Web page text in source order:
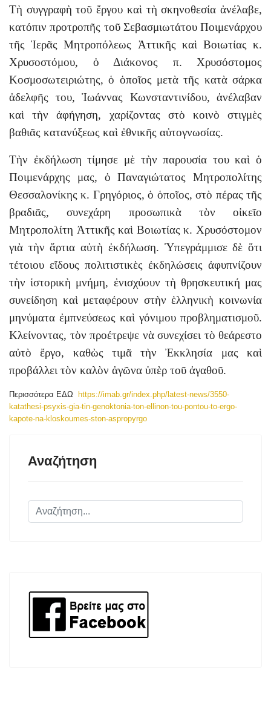
Τὴ συγγραφὴ τοῦ ἔργου καὶ τὴ σκηνοθεσία ἀνέλαβε,
κατόπιν προτροπῆς τοῦ Σεβασμιωτάτου Ποιμενάρχου
τῆς Ἱερᾶς Μητροπόλεως Ἀττικῆς καὶ Βοιωτίας κ.
Χρυσοστόμου, ὁ Διάκονος π. Χρυσόστομος
Κοσμοσωτειριώτης, ὁ ὁποῖος μετὰ τῆς κατὰ σάρκα
ἀδελφῆς του, Ἰωάννας Κωνσταντινίδου, ἀνέλαβαν
καὶ τὴν ἀφήγηση, χαρίζοντας στὸ κοινὸ στιγμὲς
βαθιᾶς κατανύξεως καὶ ἐθνικῆς αὐτογνωσίας.
Τὴν ἐκδήλωση τίμησε μὲ τὴν παρουσία του καὶ ὁ
Ποιμενάρχης μας, ὁ Παναγιώτατος Μητροπολίτης
Θεσσαλονίκης κ. Γρηγόριος, ὁ ὁποῖος, στὸ πέρας τῆς
βραδιᾶς, συνεχάρη προσωπικὰ τὸν οἰκεῖο
Μητροπολίτη Ἀττικῆς καὶ Βοιωτίας κ. Χρυσόστομον
γιὰ τὴν ἄρτια αὐτὴ ἐκδήλωση. Ὑπεγράμμισε δὲ ὅτι
τέτοιου εἴδους πολιτιστικὲς ἐκδηλώσεις ἀφυπνίζουν
τὴν ἱστορικὴ μνήμη, ἐνισχύουν τὴ θρησκευτική μας
συνείδηση καὶ μεταφέρουν στὴν ἑλληνικὴ κοινωνία
μηνύματα ἐμπνεύσεως καὶ γόνιμου προβληματισμοῦ.
Κλείνοντας, τὸν προέτρεψε νὰ συνεχίσει τὸ θεάρεστο
αὐτὸ ἔργο, καθὼς τιμᾶ τὴν Ἐκκλησία μας καὶ
προβάλλει τὸν καλὸν ἀγῶνα ὑπὲρ τοῦ ἀγαθοῦ.
Περισσότερα ΕΔΩ
https://imab.gr/index.php/latest-news/3550-
katathesi-psyxis-gia-tin-genoktonia-ton-ellinon-tou-pontou-to-ergo-
kapote-na-kloskoumes-ston-aspropyrgo
Αναζήτηση
Αναζήτηση...